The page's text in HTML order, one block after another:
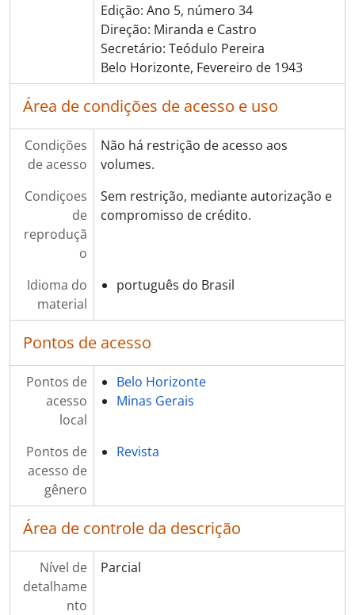
Edição: Ano 5, número 34
Direção: Miranda e Castro
Secretário: Teódulo Pereira
Belo Horizonte, Fevereiro de 1943
Área de condições de acesso e uso
Condições
de acesso
Não há restrição de acesso aos
volumes.
Condiçoes
de
reproduçã
o
Sem restrição, mediante autorização e
compromisso de crédito.
Idioma do
material
português do Brasil
Pontos de acesso
Pontos de
acesso
local
Belo Horizonte
Minas Gerais
Pontos de
acesso de
gênero
Revista
Área de controle da descrição
Nível de
detalhame
nto
Parcial